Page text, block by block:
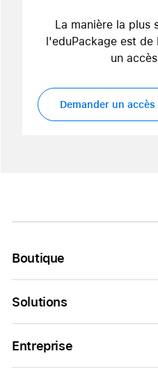
La manière la plus
l'eduPackage est de
un
Demander un
Boutique
Solutions
Entreprise